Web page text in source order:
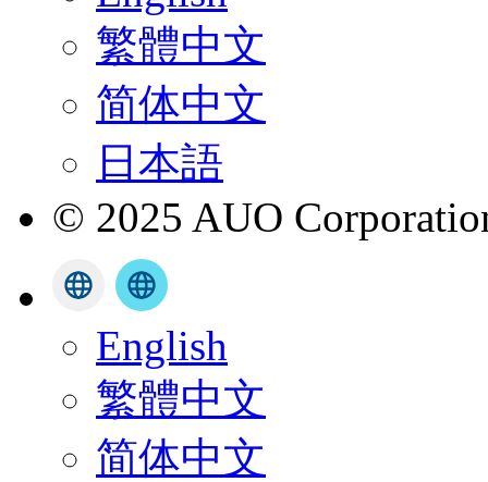
繁體中文
简体中文
日本語
© 2025 AUO
English
繁體中文
简体中文